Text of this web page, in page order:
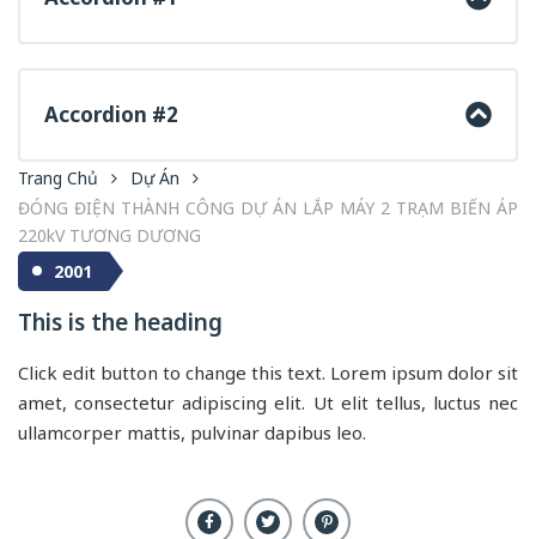
Accordion #2
Trang Chủ
Dự Án
ĐÓNG ĐIỆN THÀNH CÔNG DỰ ÁN LẮP MÁY 2 TRẠM BIẾN ÁP
220kV TƯƠNG DƯƠNG
2001
This is the heading
Click edit button to change this text. Lorem ipsum dolor sit
amet, consectetur adipiscing elit. Ut elit tellus, luctus nec
ullamcorper mattis, pulvinar dapibus leo.